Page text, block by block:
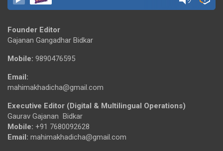
Founder Editor
Gajanan Gangadhar Bidkar
Mobile: 9890476595
Email:
mahimakhadicha@gmail.com
Executive Editor (Digital & Multilingual Operations)
Gaurav Gajanan Bidkar
Mobile: +91 7680092628
Email: mahimakhadicha@gmail.com